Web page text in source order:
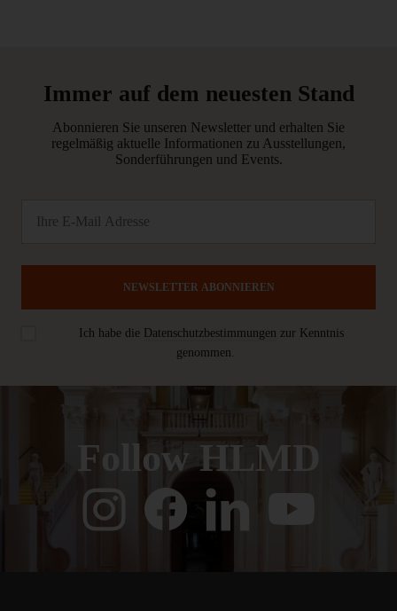
Immer auf dem neuesten Stand
Abonnieren Sie unseren Newsletter und erhalten Sie
regelmäßig aktuelle Informationen zu Ausstellungen,
Sonderführungen und Events.
Ich habe die Datenschutzbestimmungen zur Kenntnis
genommen.
NEWSLETTER ABONNIEREN
Follow HLMD